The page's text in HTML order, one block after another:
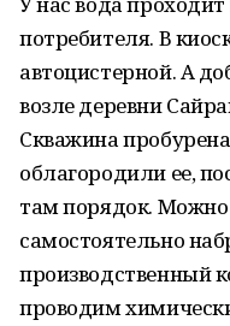
потребителя. В
автоцистерной. А
возле деревни
Скважина
облагородили ее,
там порядок. Можно
самостоятельно
производственный
проводим